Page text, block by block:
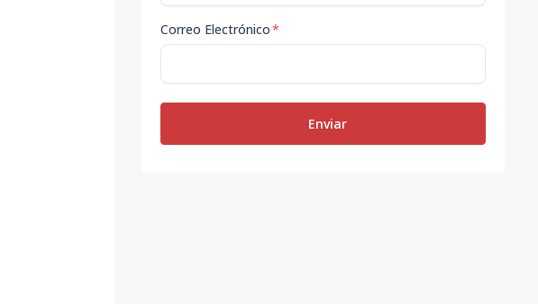
Correo Electrónico*
Enviar